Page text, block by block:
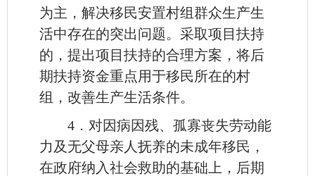
为主，解决移民安置村组群众生产生
活中存在的突出问题。采取项目扶持
的，提出项目扶持的合理方案，将后
期扶持资金重点用于移民所在的村
组，改善生产生活条件。
4．对因病因残、孤寡丧失劳动能
力及无父母亲人抚养的未成年移民，
在政府纳入社会救助的基础上，后期